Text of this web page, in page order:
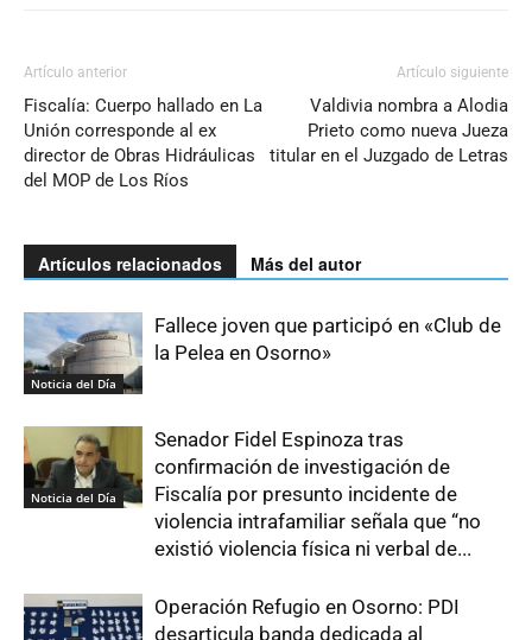
Artículo anterior
Fiscalía: Cuerpo hallado en La
Unión corresponde al ex
director de Obras Hidráulicas
del MOP de Los Ríos
Artículo siguiente
Valdivia nombra a Alodia
Prieto como nueva Jueza
titular en el Juzgado de Letras
Artículos relacionados Más del autor
Noticia del Día
Fallece joven que participó en «Club de
la Pelea en Osorno»
Noticia del Día
Senador Fidel Espinoza tras
confirmación de investigación de
Fiscalía por presunto incidente de
violencia intrafamiliar señala que “no
existió violencia física ni verbal de...
Operación Refugio en Osorno: PDI
desarticula banda dedicada al